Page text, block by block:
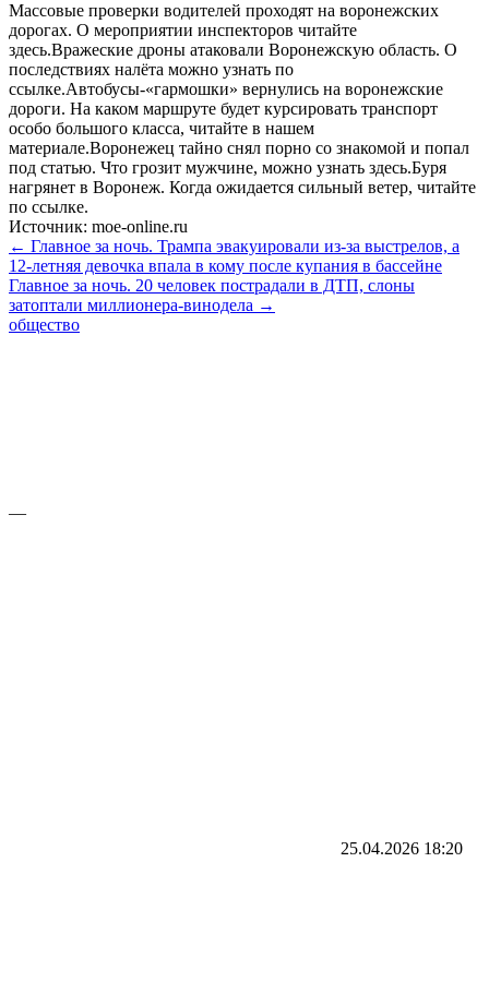
Массовые проверки водителей проходят на воронежских
дорогах. О мероприятии инспекторов читайте
здесь.Вражеские дроны атаковали Воронежскую область. О
последствиях налёта можно узнать по
ссылке.Автобусы-«гармошки» вернулись на воронежские
дороги. На каком маршруте будет курсировать транспорт
особо большого класса, читайте в нашем
материале.Воронежец тайно снял порно со знакомой и попал
под статью. Что грозит мужчине, можно узнать здесь.Буря
нагрянет в Воронеж. Когда ожидается сильный ветер, читайте
по ссылке.
Источник: moe-online.ru
← Главное за ночь. Трампа эвакуировали из-за выстрелов, а
12-летняя девочка впала в кому после купания в бассейне
Главное за ночь. 20 человек пострадали в ДТП, слоны
затоптали миллионера-винодела →
общество
—
25.04.2026 18:20